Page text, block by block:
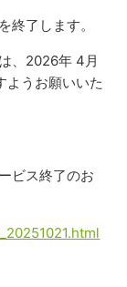
終了します。
、2026年 4月
ようお願いいた
ビス終了のお